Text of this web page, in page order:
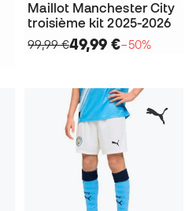
Maillot Manchester City
troisième kit 2025-2026
99,99 €49,99 €−50%